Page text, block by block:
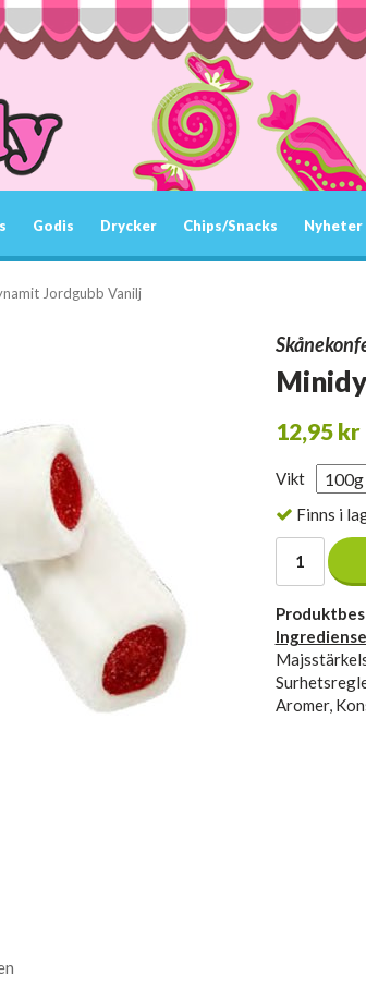
Godis Drycker Chips/Snacks Nyheter
Jordgubb Vanilj
12,95 kr
Vikt
Finns i
Aromer,